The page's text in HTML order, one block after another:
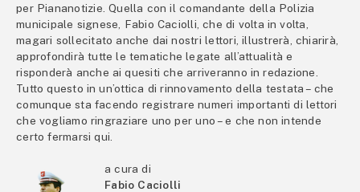
per Piananotizie. Quella con il comandante della Polizia
municipale signese, Fabio Caciolli, che di volta in volta,
magari sollecitato anche dai nostri lettori, illustrerà, chiarirà,
approfondirà tutte le tematiche legate all’attualità e
risponderà anche ai quesiti che arriveranno in redazione.
Tutto questo in un’ottica di rinnovamento della testata – che
comunque sta facendo registrare numeri importanti di lettori
che vogliamo ringraziare uno per uno – e che non intende
certo fermarsi qui.
a cura di
Fabio Caciolli